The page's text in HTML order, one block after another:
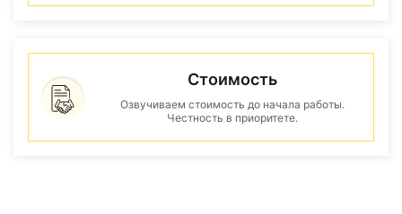
Стоимость
Озвучиваем стоимость до начала работы.
Честность в приоритете.